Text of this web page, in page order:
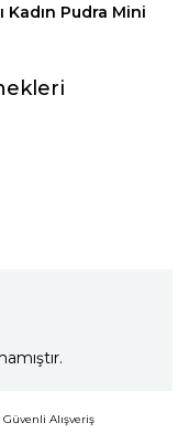
Kadın Pudra Mini
Güvenli Alışveriş